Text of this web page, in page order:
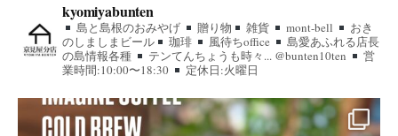
kyomiyabunten
島と島根のおみやげ 贈り物 雑貨 mont-bell
おき
のしましまビール
珈琲 風待ちoffice
島愛あふれる店長
の島情報各種
テンてんちょうも時々... @bunten10ten
営
業時間:10:00〜18:30
定休日:火曜日